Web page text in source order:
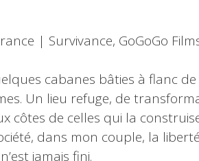
| Survivance, GoGoGo
cabanes bâties à flanc
Un lieu refuge, de
côtes de celles qui la
dans mon couple, la
jamais fini.